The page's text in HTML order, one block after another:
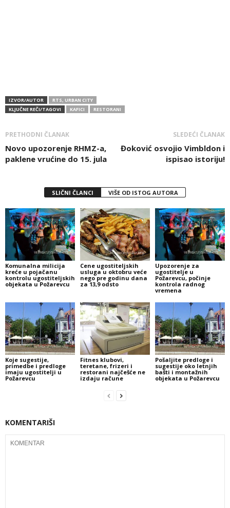
IZVOR/AUTOR
RTS, URBAN CITY
KLJUČNE REČI/TAGOVI
KAFICI RESTORANI
PRETHODNI ČLANAK
Novo upozorenje RHMZ-a,
paklene vrućine do 15. jula
SLEDEĆI ČLANAK
Đoković osvojio Vimbldon i
ispisao istoriju!
SLIČNI ČLANCI VIŠE OD ISTOG AUTORA
Komunalna milicija
kreće u pojačanu
kontrolu ugostiteljskih
objekata u Požarevcu
Cene ugostiteljskih
usluga u oktobru veće
nego pre godinu dana
za 13,9 odsto
Upozorenje za
ugostitelje u
Požarevcu, počinje
kontrola radnog
vremena
Koje sugestije,
primedbe i predloge
imaju ugostitelji u
Požarevcu
Fitnes klubovi,
teretane, frizeri i
restorani najčešće ne
izdaju račune
Pošaljite predloge i
sugestije oko letnjih
bašti i montažnih
objekata u Požarevcu
KOMENTARIŠI